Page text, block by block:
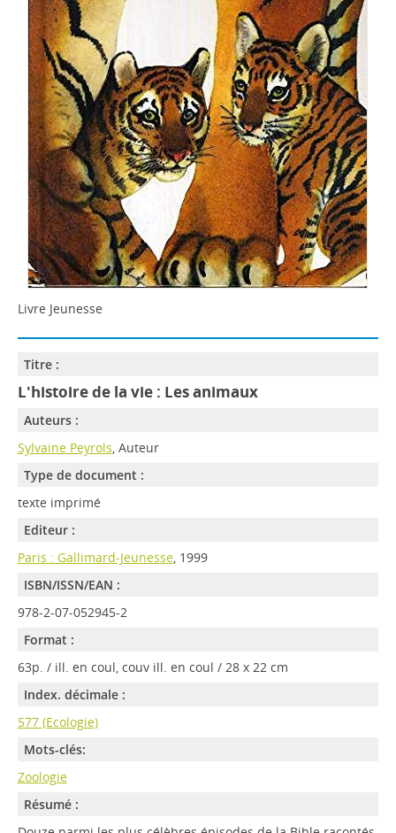
Livre Jeunesse
Titre :
L'histoire de la vie : Les animaux
Auteurs :
Sylvaine Peyrols, Auteur
Type de document :
texte imprimé
Editeur :
Paris : Gallimard-Jeunesse, 1999
ISBN/ISSN/EAN :
978-2-07-052945-2
Format :
63p. / ill. en coul, couv ill. en coul / 28 x 22 cm
Index. décimale :
577 (Ecologie)
Mots-clés:
Zoologie
Résumé :